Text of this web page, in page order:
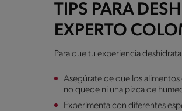
TIPS PARA
EXPERTO
Para que tu experiencia
Asegúrate de que los
no quede ni una pizca de
Experimenta con diferentes